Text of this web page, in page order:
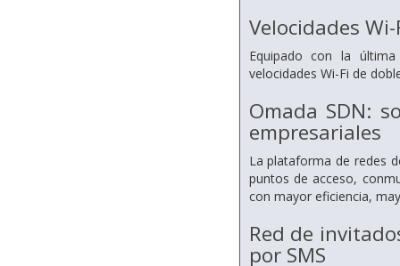
Velocidades
Equipado con la
velocidades Wi-Fi de
Omada SDN:
empresariales
La plataforma de redes
puntos de acceso,
con mayor eficiencia,
Red de
por SMS